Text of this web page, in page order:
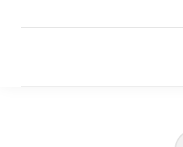
principal
página